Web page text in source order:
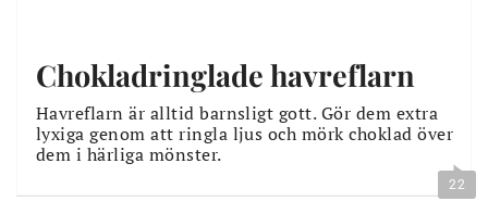
Chokladringlade havreflarn
Havreflarn är alltid barnsligt gott. Gör dem extra
lyxiga genom att ringla ljus och mörk choklad över
dem i härliga mönster.
22